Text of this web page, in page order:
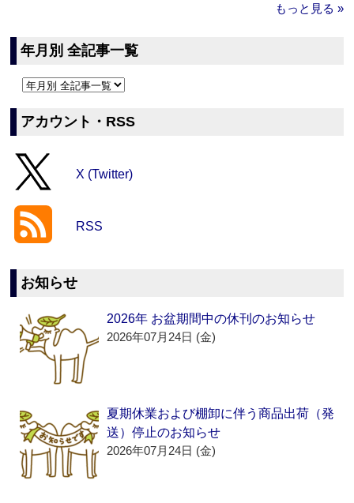
もっと見る »
年月別 全記事一覧
アカウント・RSS
X (Twitter)
RSS
お知らせ
2026年 お盆期間中の休刊のお知らせ
2026年07月24日 (金)
夏期休業および棚卸に伴う商品出荷（発
送）停止のお知らせ
2026年07月24日 (金)